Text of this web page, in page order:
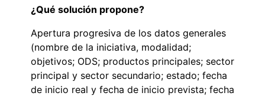
¿Qué solución propone?
Apertura progresiva de los datos generales
(nombre de la iniciativa, modalidad;
objetivos; ODS; productos principales; sector
principal y sector secundario; estado; fecha
de inicio real y fecha de inicio prevista; fecha